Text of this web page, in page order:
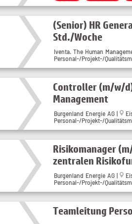
(Senior) HR
Std./Woche
Iventa. The Human
Personal-/Projekt-/
Controller (m/w/
Management
Burgenland Energie AG |
Personal-/Projekt-/
Risikomanager
zentralen
Burgenland Energie AG |
Personal-/Projekt-/
Teamleitung